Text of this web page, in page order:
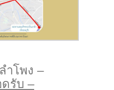
ำโพง –
รับ –